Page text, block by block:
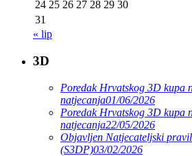
24 25 26 27 28 29 30
31
« lip
3D
Poredak Hrvatskog 3D kupa
natjecanja01/06/2026
Poredak Hrvatskog 3D kupa
natjecanja22/05/2026
Objavljen Natjecateljski
(S3DP)03/02/2026